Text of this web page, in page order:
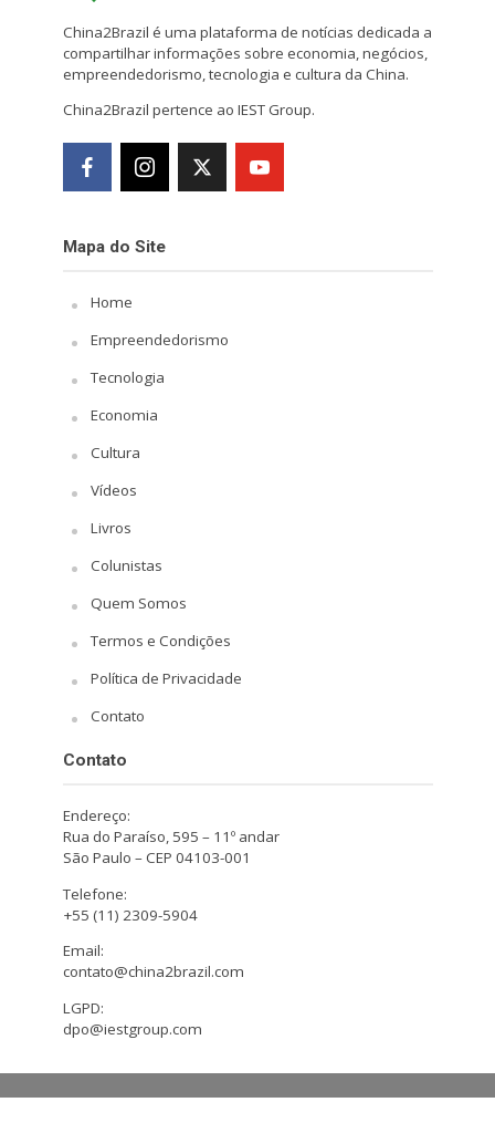
China2Brazil é uma plataforma de notícias dedicada a
compartilhar informações sobre economia, negócios,
empreendedorismo, tecnologia e cultura da China.
China2Brazil pertence ao IEST Group.
Mapa do Site
Home
Empreendedorismo
Tecnologia
Economia
Cultura
Vídeos
Livros
Colunistas
Quem Somos
Termos e Condições
Política de Privacidade
Contato
Contato
Endereço:
Rua do Paraíso, 595 – 11º andar
São Paulo – CEP 04103-001
Telefone:
+55 (11) 2309-5904
Email:
contato@china2brazil.com
LGPD:
dpo@iestgroup.com